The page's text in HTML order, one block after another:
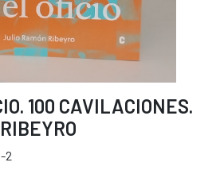
100 CAVILACIONES.
2